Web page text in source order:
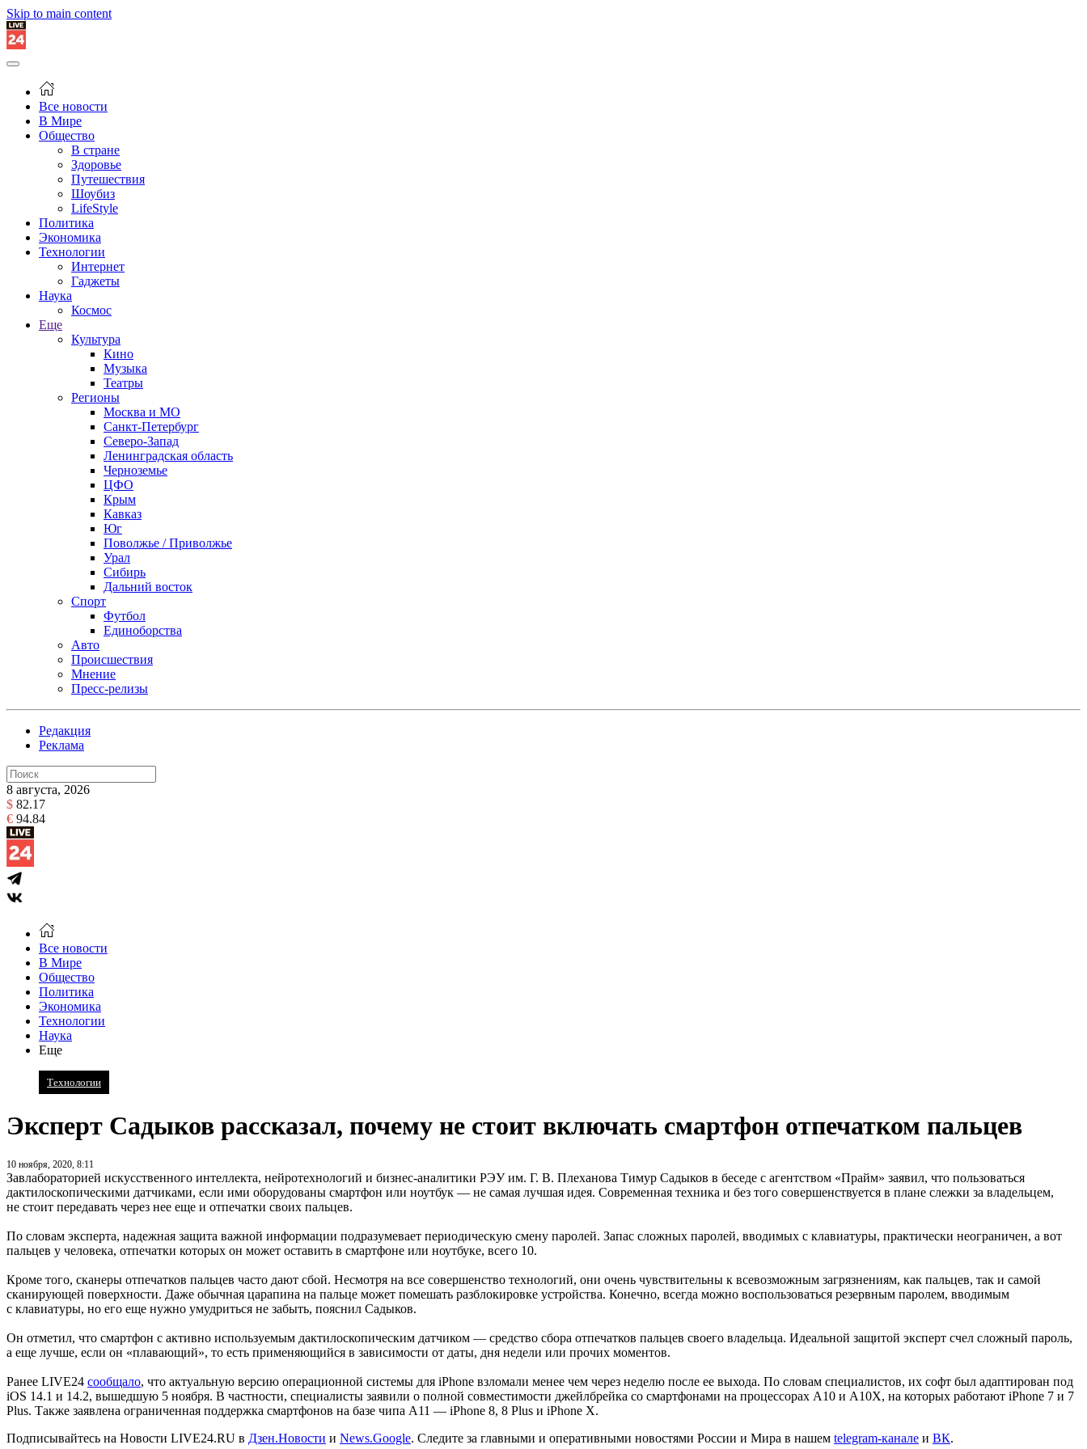
Skip to main content
Все новости
В Мире
Общество
В стране
Здоровье
Путешествия
Шоубиз
LifeStyle
Политика
Экономика
Технологии
Интернет
Гаджеты
Наука
Космос
Еще
Культура
Кино
Музыка
Театры
Регионы
Москва и МО
Санкт-Петербург
Северо-Запад
Ленинградская область
Черноземье
ЦФО
Крым
Кавказ
Юг
Поволжье / Приволжье
Урал
Сибирь
Дальний восток
Спорт
Футбол
Единоборства
Авто
Происшествия
Мнение
Пресс-релизы
Редакция
Реклама
8 августа, 2026
$ 82.17
€ 94.84
Все новости
В Мире
Общество
Политика
Экономика
Технологии
Наука
Еще
Технологии
Эксперт Садыков рассказал, почему не стоит включать смартфон отпечатком пальцев
10 ноября, 2020, 8:11
Завлабораторией искусственного интеллекта, нейротехнологий и бизнес-аналитики РЭУ им. Г. В. Плеханова Тимур Садыков в беседе с агентством «Прайм» заявил, что пользоваться
дактилоскопическими датчиками, если ими оборудованы смартфон или ноутбук — не самая лучшая идея. Современная техника и без того совершенствуется в плане слежки за владельцем,
не стоит передавать через нее еще и отпечатки своих пальцев.
По словам эксперта, надежная защита важной информации подразумевает периодическую смену паролей. Запас сложных паролей, вводимых с клавиатуры, практически неограничен, а вот
пальцев у человека, отпечатки которых он может оставить в смартфоне или ноутбуке, всего 10.
Кроме того, сканеры отпечатков пальцев часто дают сбой. Несмотря на все совершенство технологий, они очень чувствительны к всевозможным загрязнениям, как пальцев, так и самой
сканирующей поверхности. Даже обычная царапина на пальце может помешать разблокировке устройства. Конечно, всегда можно воспользоваться резервным паролем, вводимым
с клавиатуры, но его еще нужно умудриться не забыть, пояснил Садыков.
Он отметил, что смартфон с активно используемым дактилоскопическим датчиком — средство сбора отпечатков пальцев своего владельца. Идеальной защитой эксперт счел сложный пароль,
а еще лучше, если он «плавающий», то есть применяющийся в зависимости от даты, дня недели или прочих моментов.
Ранее LIVE24 сообщало, что актуальную версию операционной системы для iPhone взломали менее чем через неделю после ее выхода. По словам специалистов, их софт был адаптирован под
iOS 14.1 и 14.2, вышедшую 5 ноября. В частности, специалисты заявили о полной совместимости джейлбрейка со смартфонами на процессорах A10 и A10X, на которых работают iPhone 7 и 7
Plus. Также заявлена ограниченная поддержка смартфонов на базе чипа A11 — iPhone 8, 8 Plus и iPhone X.
Подписывайтесь на Новости LIVE24.RU в Дзен.Новости и News.Google. Следите за главными и оперативными новостями России и Мира в нашем telegram-канале и ВК.